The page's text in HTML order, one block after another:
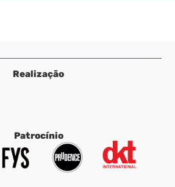
Realização
Patrocínio